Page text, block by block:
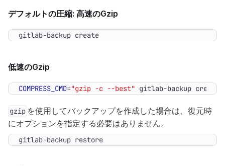
デフォルトの圧縮: 高速のGzip
gitlab-backup create
低速のGzip
COMPRESS_CMD="gzip -c --best" gitlab-backup create
gzip を使用してバックアップを作成した場合は、復元時
にオプションを指定する必要はありません。
gitlab-backup restore